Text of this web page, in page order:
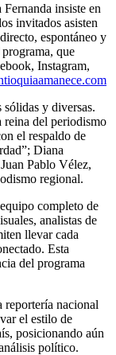
insiste en
invitados asisten
espontáneo y
que
Instagram,
y diversas.
reina del periodismo
el respaldo de
Diana
Pablo Vélez,
regional.
completo de
analistas de
llevar cada
Esta
del programa
reportería nacional
el estilo de
posicionando aún
político.